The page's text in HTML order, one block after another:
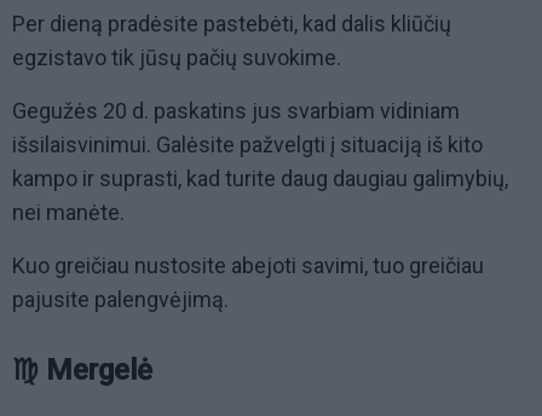
Per dieną pradėsite pastebėti, kad dalis kliūčių
egzistavo tik jūsų pačių suvokime.
Gegužės 20 d. paskatins jus svarbiam vidiniam
išsilaisvinimui. Galėsite pažvelgti į situaciją iš kito
kampo ir suprasti, kad turite daug daugiau galimybių,
nei manėte.
Kuo greičiau nustosite abejoti savimi, tuo greičiau
pajusite palengvėjimą.
♍ Mergelė